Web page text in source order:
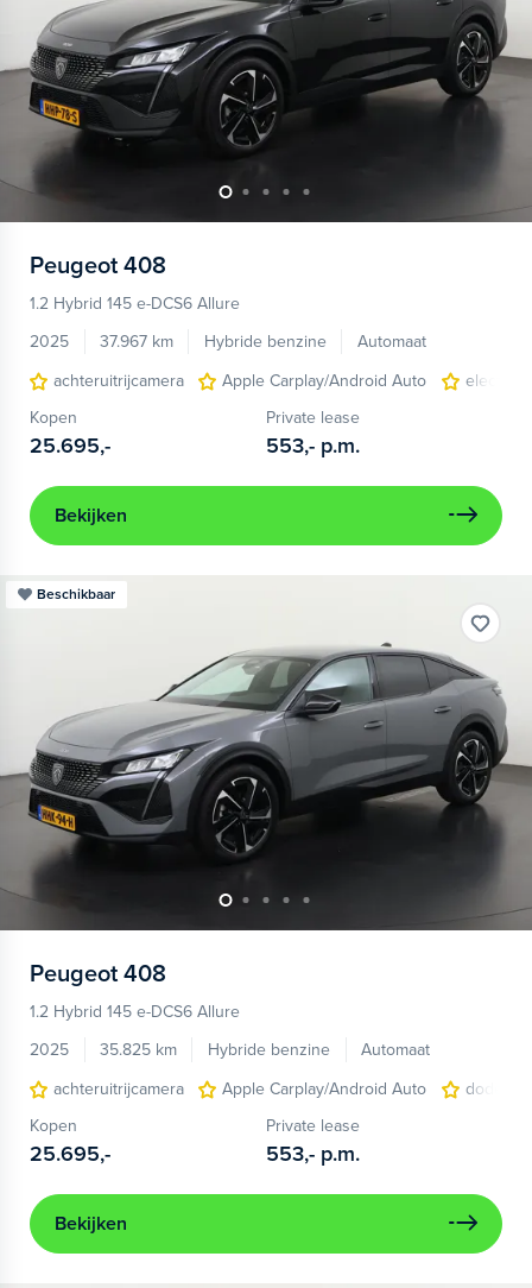
Peugeot 408
1.2 Hybrid 145 e-DCS6 Allure
2025
37.967 km Hybride benzine
Automaat
achteruitrijcamera
Apple Carplay/Android Auto
Kopen
25.695,-
Private lease
553,- p.m.
Bekijken
Beschikbaar
Peugeot 408
1.2 Hybrid 145 e-DCS6 Allure
2025
35.825 km Hybride benzine
Automaat
achteruitrijcamera
Apple Carplay/Android Auto
Kopen
25.695,-
Private lease
553,- p.m.
Bekijken